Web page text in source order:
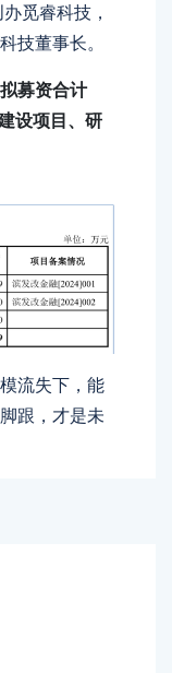
觅睿科技，
技董事长。
募资合计
设项目、研
流失下，能
跟，才是未